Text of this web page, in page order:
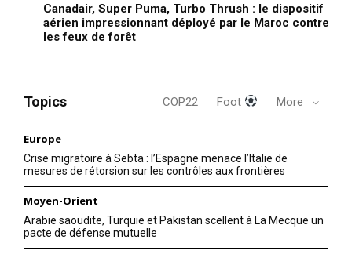
Canadair, Super Puma, Turbo Thrush : le dispositif
aérien impressionnant déployé par le Maroc contre
les feux de forêt
Topics COP22 Foot More
Europe
Crise migratoire à Sebta : l’Espagne menace l’Italie de
mesures de rétorsion sur les contrôles aux frontières
Moyen-Orient
Arabie saoudite, Turquie et Pakistan scellent à La Mecque un
pacte de défense mutuelle